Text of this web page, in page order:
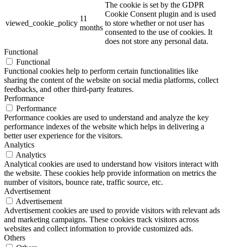
viewed_cookie_policy
11
months
The cookie is set by the GDPR
Cookie Consent plugin and is used
to store whether or not user has
consented to the use of cookies. It
does not store any personal data.
Functional
Functional
Functional cookies help to perform certain functionalities like
sharing the content of the website on social media platforms, collect
feedbacks, and other third-party features.
Performance
Performance
Performance cookies are used to understand and analyze the key
performance indexes of the website which helps in delivering a
better user experience for the visitors.
Analytics
Analytics
Analytical cookies are used to understand how visitors interact with
the website. These cookies help provide information on metrics the
number of visitors, bounce rate, traffic source, etc.
Advertisement
Advertisement
Advertisement cookies are used to provide visitors with relevant ads
and marketing campaigns. These cookies track visitors across
websites and collect information to provide customized ads.
Others